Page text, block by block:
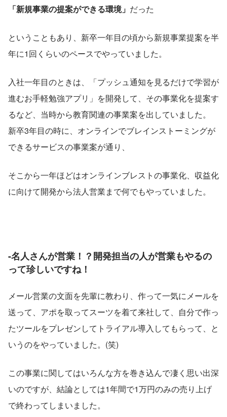
「新規事業の提案ができる環境」 だった
ということもあり、新卒一年目の頃から新規事業提案を半
年に1回くらいのペースでやっていました。
入社一年目のときは、「プッシュ通知を見るだけで学習が
進むお手軽勉強アプリ」を開発して、その事業化を提案す
るなど、当時から教育関連の事業案を出していました。
新卒3年目の時に、オンラインでブレインストーミングが
できるサービスの事業案が通り、
そこから一年ほどはオンラインブレストの事業化、収益化
に向けて開発から法人営業まで何でもやっていました。
-名人さんが営業！？開発担当の人が営業もやるの
って珍しいですね！
メール営業の文面を先輩に教わり、作って一気にメールを
送って、アポを取ってスーツを着て来社して、自分で作っ
たツールをプレゼンしてトライアル導入してもらって、と
いうのをやっていました。(笑)
この事業に関してはいろんな方を巻き込んで凄く思い出深
いのですが、結論としては1年間で1万円のみの売り上げ
で終わってしまいました。